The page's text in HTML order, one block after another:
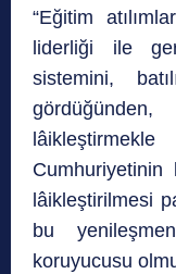
“Eğitim
liderliği ile
sistemini,
Cumhuriyetinin
lâikleştirilmesi
bu
koruyucusu